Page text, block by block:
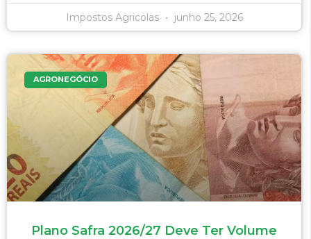
Impostos Agricolas junho 25, 2026
AGRONEGÓCIO
Plano Safra 2026/27 Deve Ter Volume